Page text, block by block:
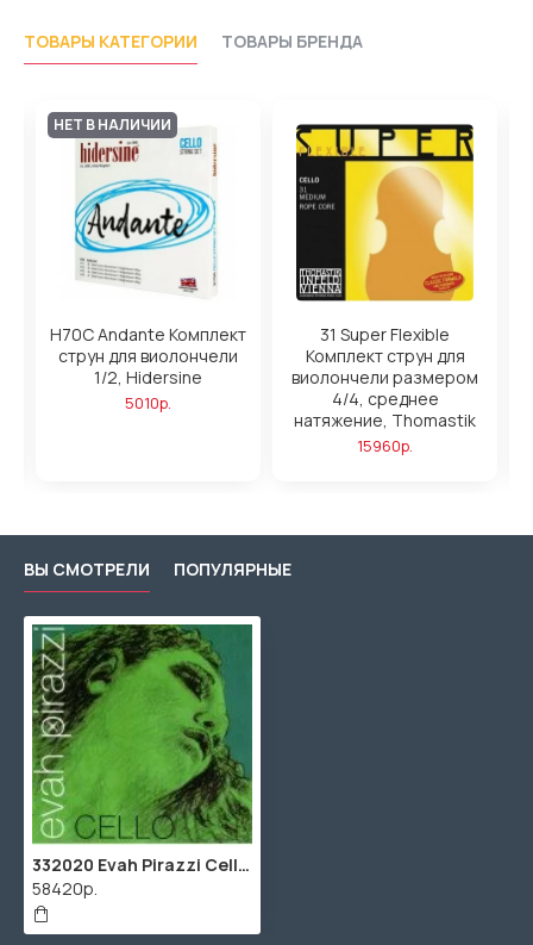
ТОВАРЫ КАТЕГОРИИ ТОВАРЫ БРЕНДА
НЕТ В НАЛИЧИИ
H70C Andante Комплект
струн для виолончели
1/2, Hidersine
5010р.
31 Super Flexible
Комплект струн для
виолончели размером
4/4, среднее
натяжение, Thomastik
15960р.
ВЫ СМОТРЕЛИ ПОПУЛЯРНЫЕ
332020 Evah Pirazzi Cello Комплект струн для виолончели Pirastro
58420р.